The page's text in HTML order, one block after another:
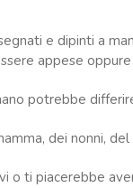
e dipinti a
appese
potrebbe
dei nonni,
o ti piacerebbe